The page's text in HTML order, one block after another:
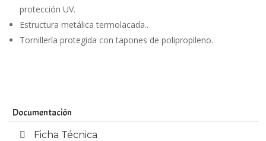
protección UV.
Estructura metálica termolacada..
Tornillería protegida con tapones de polipropileno.
Documentación
Ficha Técnica